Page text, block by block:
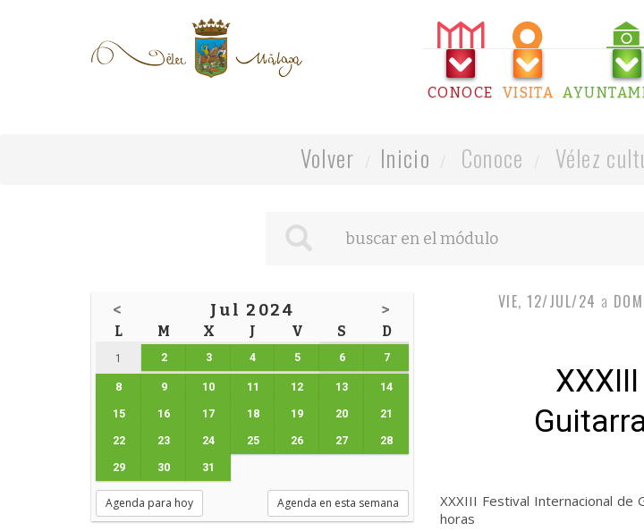
CONOCE VISITA
Volver Inicio Conoce Vélez
< Jul 2024 >
L M X J V S D
1 2 3 4 5 6 7
8 9 10 11 12 13 14
15 16 17 18 19 20 21
22 23 24 25 26 27 28
29 30 31
Agenda para hoy Agenda en esta semana
VIE, 12/JUL/24 a
XXXIII Festival Internacional de
horas